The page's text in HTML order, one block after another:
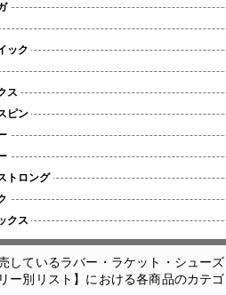
ック
ス
ピン
トロング
クス
しているラバー・ラケット・シュー
ー別リスト】における各商品のカテ